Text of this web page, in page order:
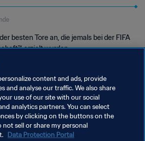
besten Tore an, die jemals bei der FIFA
erzielt wurden.
content and ads, provide
and analyse our traffic. We also share
use of our site with our social
analytics partners. You can select
by clicking on the buttons on the
not sell or share my personal
Data Protection Portal